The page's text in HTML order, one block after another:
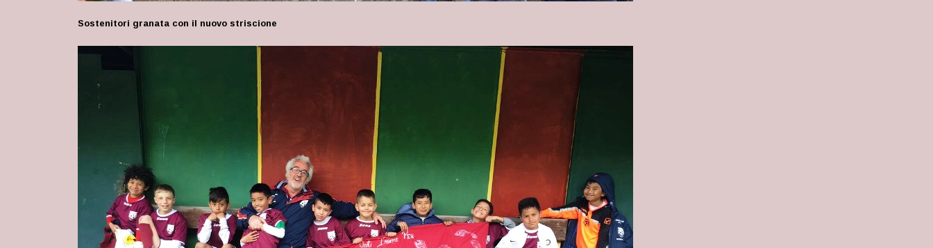
Sostenitori granata con il nuovo striscione